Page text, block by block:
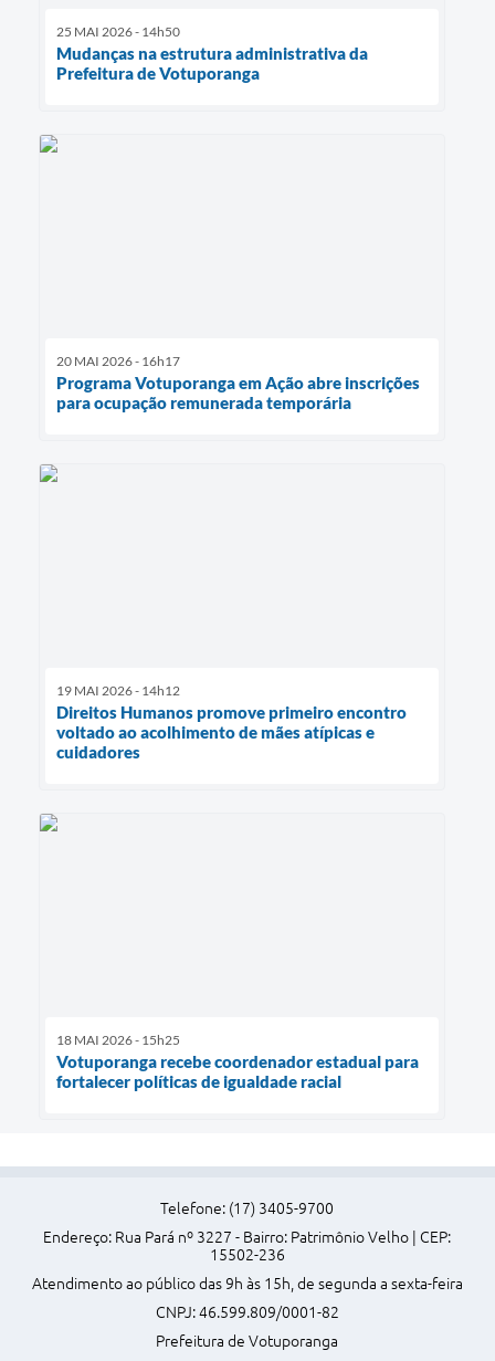
25 MAI 2026 - 14h50
Mudanças na estrutura administrativa da
Prefeitura de Votuporanga
20 MAI 2026 - 16h17
Programa Votuporanga em Ação abre inscrições
para ocupação remunerada temporária
19 MAI 2026 - 14h12
Direitos Humanos promove primeiro encontro
voltado ao acolhimento de mães atípicas e
cuidadores
18 MAI 2026 - 15h25
Votuporanga recebe coordenador estadual para
fortalecer políticas de igualdade racial
Telefone: (17) 3405-9700
Endereço: Rua Pará nº 3227 - Bairro: Patrimônio Velho | CEP:
15502-236
Atendimento ao público das 9h às 15h, de segunda a sexta-feira
CNPJ: 46.599.809/0001-82
Prefeitura de Votuporanga